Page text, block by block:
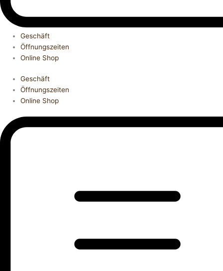
Geschäft
Öffnungszeiten
Online Shop
Geschäft
Öffnungszeiten
Online Shop